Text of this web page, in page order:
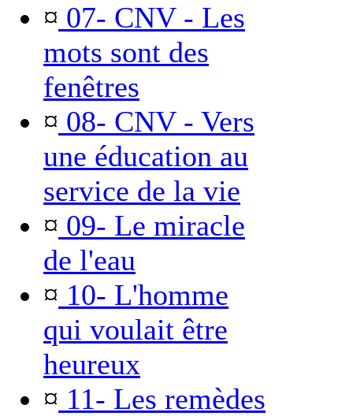
¤ 07- CNV - Les
mots sont des
fenêtres
¤ 08- CNV - Vers
une éducation au
service de la vie
¤ 09- Le miracle
de l'eau
¤ 10- L'homme
qui voulait être
heureux
¤ 11- Les remèdes